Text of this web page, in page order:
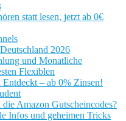
statt lesen, jetzt ab 0€
2026
und Monatliche
Flexiblen
Entdeckt – ab 0% Zinsen!
Amazon Gutscheincodes?
Infos und geheimen Tricks